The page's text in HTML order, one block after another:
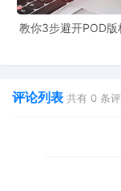
产品进货成本较高
头程物流费用不
推广成本持续攀
实际销售数据显示
单量几乎可以忽
教你3步避开POD版
评论列表 共有 0 条